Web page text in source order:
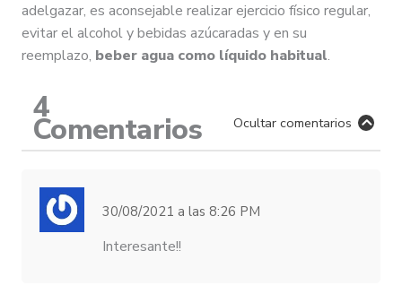
adelgazar, es aconsejable realizar ejercicio físico regular,
evitar el alcohol y bebidas azúcaradas y en su
reemplazo, beber agua como líquido habitual.
4
Comentarios Ocultar comentarios
30/08/2021 a las 8:26 PM
Interesante!!